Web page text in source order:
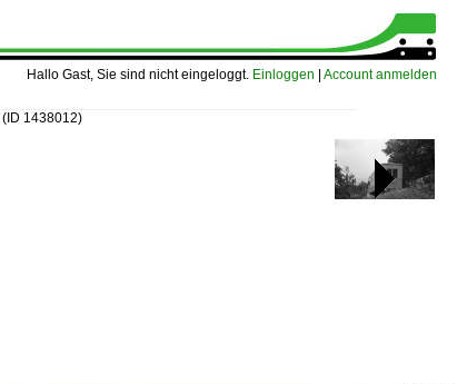
Hallo Gast, Sie sind nicht eingeloggt. Einloggen Account anmelden
(ID 1438012)